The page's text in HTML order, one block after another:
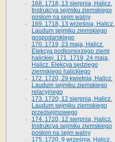
168. 1718, 13 sierpnia, Halicz.
Instrukcya sejmiku ziemskiego
posłom na sejm walny
169. 1718, 13 września, Halicz.
Laudum sejmiku ziemskiego
gospodarskiego
170. 1719, 23 maja, Halicz.
Elekcya podkomorzego ziemi
halickiej. 171. 1719, 24 maja,
Halicz. Elekcya sędziego
ziemskiego halickiego
172. 1720, 29 kwietnia, Halicz.
Laudum sejmiku ziemskiego
relacyjnego
173. 1720, 12 sierpnia, Halicz.
Laudum sejmiku ziemskiego
przedsejmowego
174. 1720, 12 sierpnia, Halicz.
Instrukcya sejmiku ziemskiego
posłom na sejm walny
175. 1720, 9 września, Halicz.